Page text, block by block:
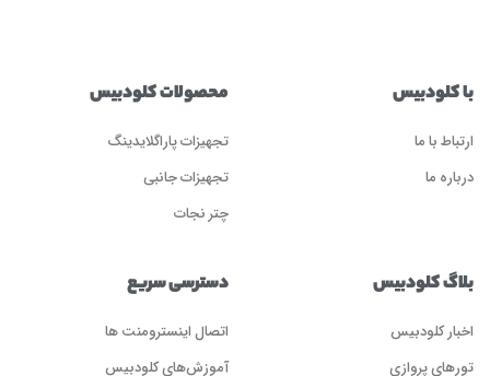
با کلودبیس
ارتباط با ما
درباره ما
محصولات کلودبیس
تجهیزات پاراگلایدینگ
تجهیزات جانبی
چتر نجات
بلاگ کلودبیس
اخبار کلودبیس
تورهای پروازی
دسترسی سریع
اتصال اینسترومنت ها
آموزش‌های کلودبیس